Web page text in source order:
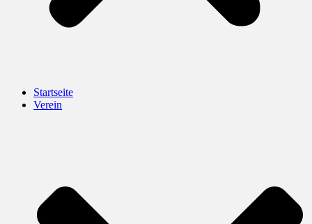
Startseite
Verein